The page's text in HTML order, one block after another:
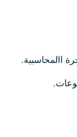
االمحاسبية.